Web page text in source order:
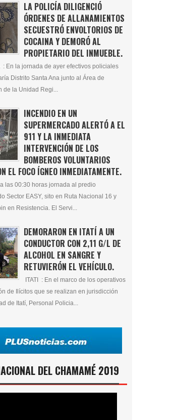
LA POLICÍA DILIGENCIÓ
ÓRDENES DE ALLANAMIENTOS
SECUESTRÓ ENVOLTORIOS DE
COCAINA Y DEMORÓ AL
PROPIETARIO DEL INMUEBLE.
: En la jornada de ayer efectivos policiales
Distrito Santa Ana junto al Área de
de la Unidad Regi...
INCENDIO EN UN
SUPERMERCADO ALERTÓ A EL
911 Y LA INMEDIATA
INTERVENCIÓN DE LOS
BOMBEROS VOLUNTARIOS
EL FOCO ÍGNEO INMEDIATAMENTE.
las 00:30 horas jornada al predio
Sector EASY, sito en Ruta Nacional 16 y
en Resistencia. El Servi...
DEMORARON EN ITATÍ A UN
CONDUCTOR CON 2,11 G/L DE
ALCOHOL EN SANGRE Y
RETUVIERÓN EL VEHÍCULO.
ITATI : En el marco de los operativos
de Ilícitos que se realizan en jurisdicción
de Itatí, Personal Policia...
DEL CHAMAMÉ 2019